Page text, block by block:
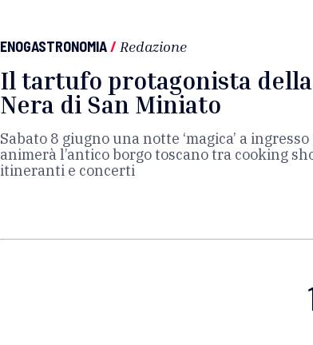
ENOGASTRONOMIA/ Redazione
Il tartufo protagonista
Nera di San Miniato
Sabato 8 giugno una notte ‘magica’ a
animerà l’antico borgo toscano tra cooking
itineranti e concerti